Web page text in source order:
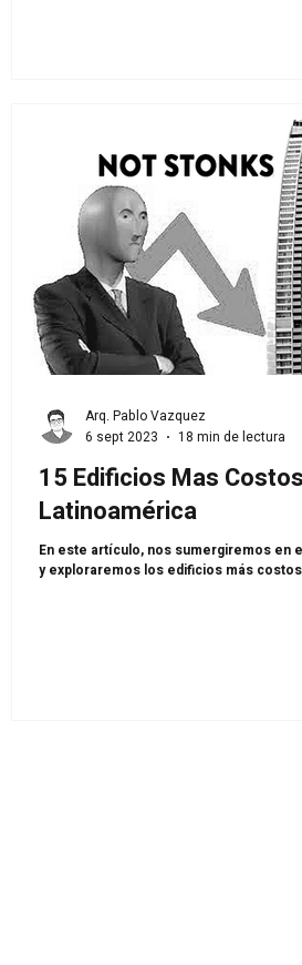
15 Edificios Mas
Latinoamérica
En este artículo, nos sumergiremos en
y exploraremos los edificios más
Arq. Pablo Vazquez
6 sept 2023
18 min de lectura